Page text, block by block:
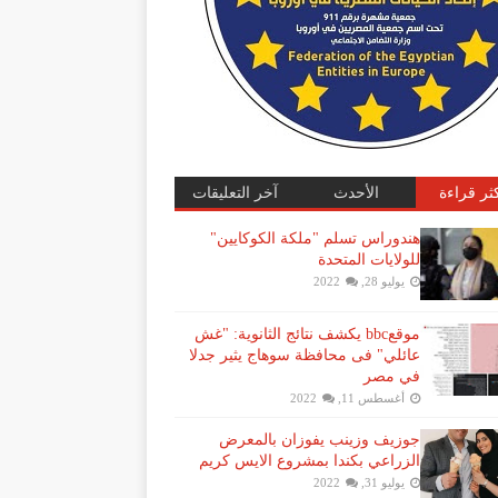
قراءة الأحدث آخر التعليقات
هندوراس تسلم "ملكة الكوكايين"
للولايات المتحدة
يوليو 28, 2022
موقعbbc يكشف نتائج الثانوية: "غش
عائلي" فى محافظة سوهاج يثير جدلا
في مصر
أغسطس 11, 2022
جوزيف وزينب يفوزان بالمعرض
الزراعي بكندا بمشروع الايس كريم
يوليو 31, 2022